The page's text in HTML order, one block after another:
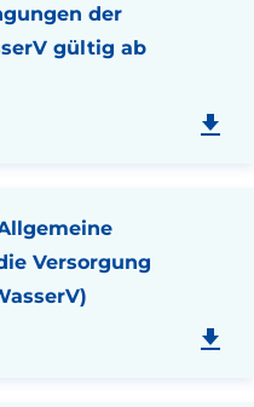
der
gültig ab
Versorgung